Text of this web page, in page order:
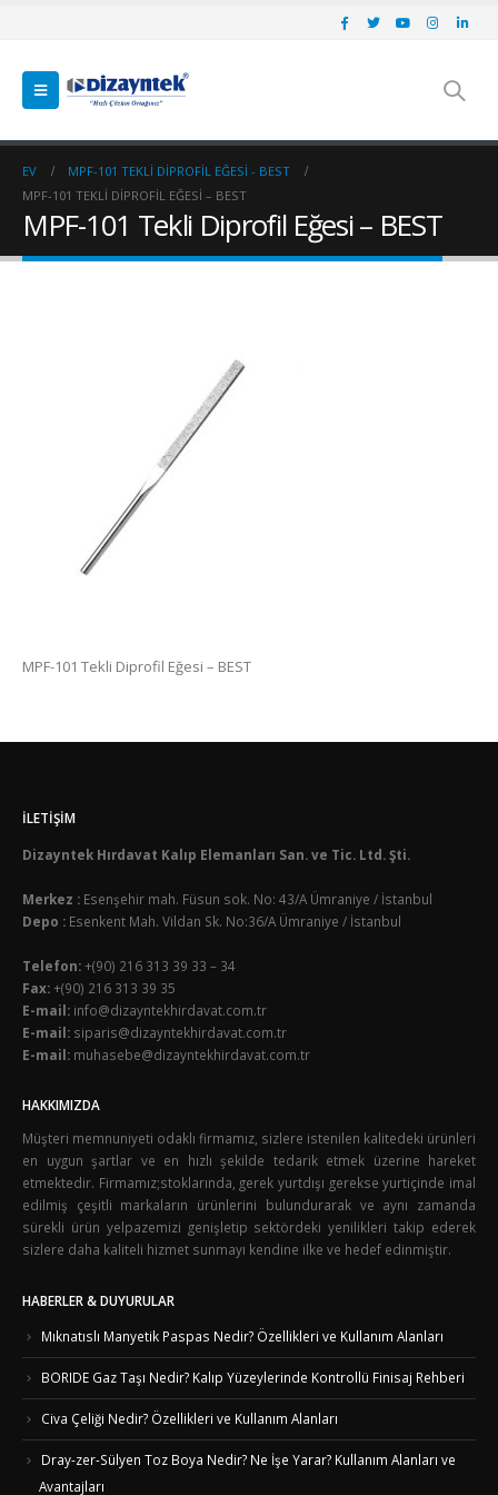
EV
MPF-101 TEKLI DIPROFIL EĞESI - BEST
MPF-101 TEKLI DIPROFIL EĞESI – BEST
MPF-101 Tekli Diprofil Eğesi – BEST
MPF-101 Tekli Diprofil Eğesi – BEST
İLETIŞIM
Dizayntek Hırdavat Kalıp Elemanları San. ve Tic. Ltd. Şti.
Merkez : Esenşehir mah. Füsun sok. No: 43/A Ümraniye / İstanbul
Depo : Esenkent Mah. Vildan Sk. No:36/A Ümraniye / İstanbul
Telefon:+(90) 216 313 39 33 – 34
Fax:+(90) 216 313 39 35
E-mail: info@dizayntekhirdavat.com.tr
E-mail: siparis@dizayntekhirdavat.com.tr
E-mail: muhasebe@dizayntekhirdavat.com.tr
HAKKIMIZDA
Müşteri memnuniyeti odaklı firmamız, sizlere istenilen kalitedeki ürünleri
en uygun şartlar ve en hızlı şekilde tedarik etmek üzerine hareket
etmektedir. Firmamız;stoklarında, gerek yurtdışı gerekse yurtiçinde imal
edilmiş çeşitli markaların ürünlerini bulundurarak ve aynı zamanda
sürekli ürün yelpazemizi genişletip sektördeki yenilikleri takip ederek
sizlere daha kaliteli hizmet sunmayı kendine ilke ve hedef edinmiştir.
HABERLER & DUYURULAR
Mıknatıslı Manyetik Paspas Nedir? Özellikleri ve Kullanım Alanları
BORIDE Gaz Taşı Nedir? Kalıp Yüzeylerinde Kontrollü Finisaj Rehberi
Civa Çeliği Nedir? Özellikleri ve Kullanım Alanları
Dray-zer-Sülyen Toz Boya Nedir? Ne İşe Yarar? Kullanım Alanları ve
Avantajları